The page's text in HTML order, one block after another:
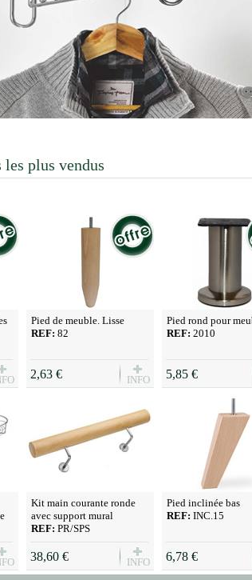
plus vendus
Pied de meuble. Lisse
REF: 82
2,63 € INFO
Pied rond pour
REF: 2010
5,85 €
Kit main courante ronde
avec support mural
REF: PR/SPS
38,60 € INFO
Pied inclinée bas
REF: INC.15
6,78 €